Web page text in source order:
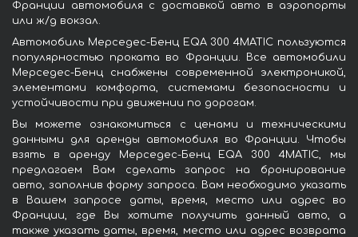
Франции автомобиля с доставкой авто в аэропорты
или ж/д вокзал.
Автомобиль Мерседес-Бенц EQA 300 4MATIC пользуются
популярностью проката во Франции. Все автомобили
Мерседес-Бенц снабжены современной электроникой,
элементами комфорта, системами безопасности и
устойчивости при движении по дорогам.
Вы можете ознакомиться с ценами и техническими
данными для аренды автомобиля во Франции. Чтобы
взять в аренду Мерседес-Бенц EQA 300 4MATIC, мы
предлагаем Вам сделать запрос на бронирование
авто, заполнив форму запроса. Вам необходимо указать
в Вашем запросе даты, время, место или адрес во
Франции, где Вы хотите получить данный авто, а
также указать даты, время, место или адрес возврата